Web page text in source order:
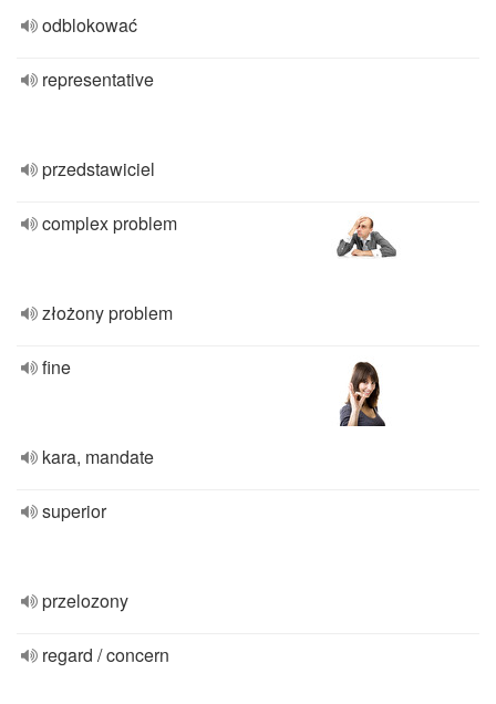
odblokować
representative
przedstawiciel
complex problem
złożony problem
fine
kara, mandate
superior
przelozony
regard / concern